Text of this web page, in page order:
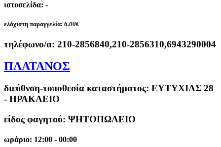
ιστοσελίδα: -
ελάχιστη παραγγελία: 6.00€
τηλέφωνο/α: 210-2856840,210-2856310,6943290004
ΠΛΑΤΑΝΟΣ
διεύθνση-τοποθεσία καταστήματος: ΕΥΤΥΧΙΑΣ 28
- ΗΡΑΚΛΕΙΟ
είδος φαγητού: ΨΗΤΟΠΩΛΕΙΟ
ωράριο: 12:00 - 00:00